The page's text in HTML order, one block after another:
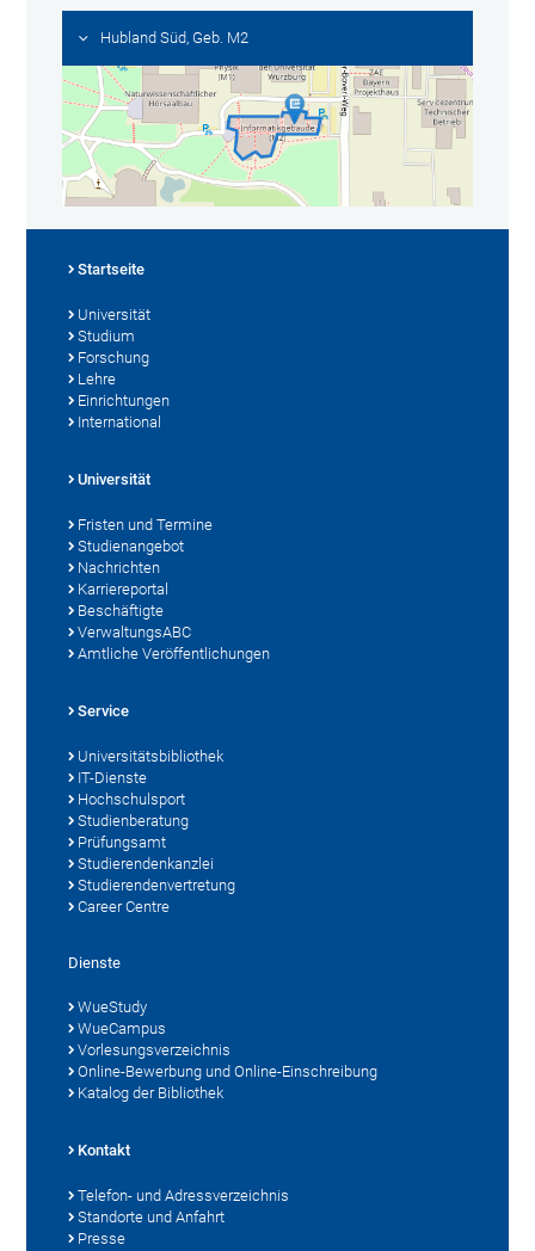
Hubland Süd, Geb. M2
Startseite
Universität
Studium
Forschung
Lehre
Einrichtungen
International
Universität
Fristen und Termine
Studienangebot
Nachrichten
Karriereportal
Beschäftigte
VerwaltungsABC
Amtliche Veröffentlichungen
Service
Universitätsbibliothek
IT-Dienste
Hochschulsport
Studienberatung
Prüfungsamt
Studierendenkanzlei
Studierendenvertretung
Career Centre
Dienste
WueStudy
WueCampus
Vorlesungsverzeichnis
Online-Bewerbung und Online-Einschreibung
Katalog der Bibliothek
Kontakt
Telefon- und Adressverzeichnis
Standorte und Anfahrt
Presse